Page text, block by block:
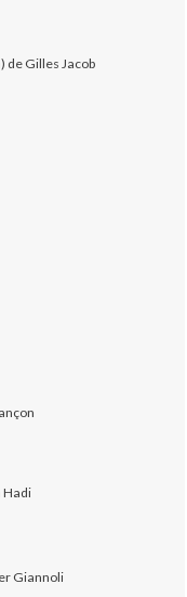
de Gilles Jacob
Hadi
Giannoli